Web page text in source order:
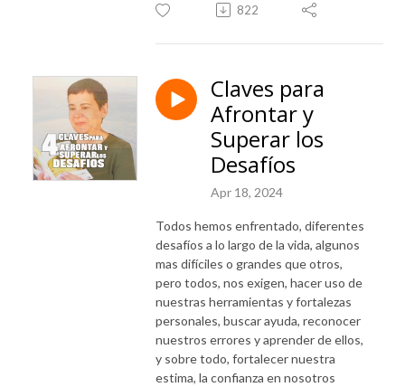
822
Claves para
Afrontar y
Superar los
Desafíos
Apr 18, 2024
Todos hemos enfrentado, diferentes
desafíos a lo largo de la vida, algunos
mas difíciles o grandes que otros,
pero todos, nos exigen, hacer uso de
nuestras herramientas y fortalezas
personales, buscar ayuda, reconocer
nuestros errores y aprender de ellos,
y sobre todo, fortalecer nuestra
estima, la confianza en nosotros